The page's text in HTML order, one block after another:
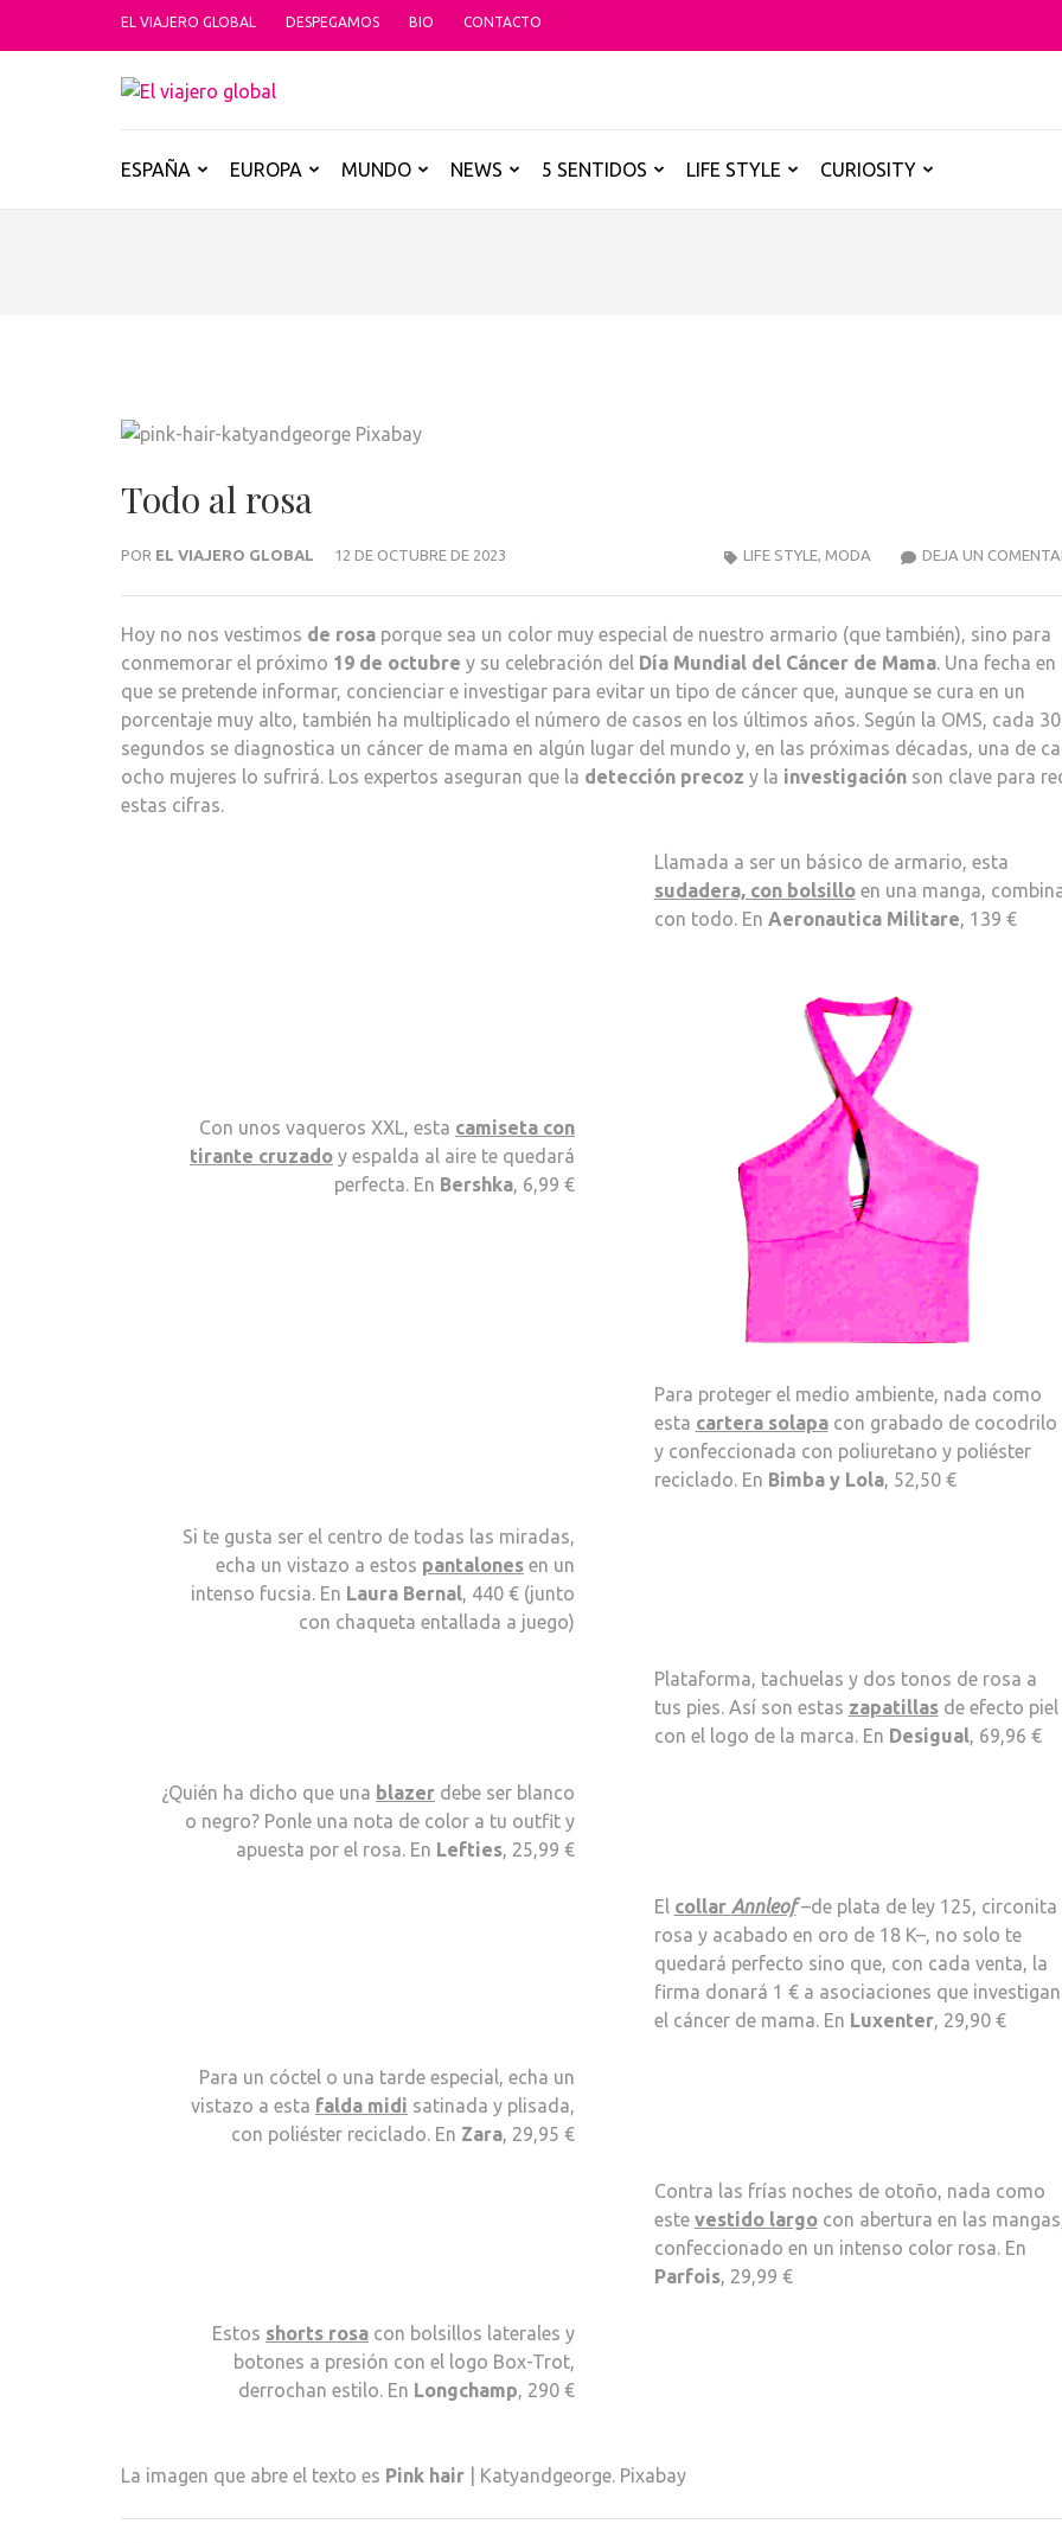
EL VIAJERO GLOBAL DESPEGAMOS BIO CONTACTO
ESPAÑA EUROPA MUNDO NEWS 5 SENTIDOS LIFE STYLE CURIOSITY
Todo al rosa
POR EL VIAJERO GLOBAL 12 DE OCTUBRE DE 2023 DEJA UN
LIFE STYLE, MODA
Hoy no nos vestimos de rosa porque sea un color muy especial de nuestro armario (que también), sino para
conmemorar el próximo 19 de octubre y su celebración del Día Mundial del Cáncer de Mama. Una fecha en
que se pretende informar, concienciar e investigar para evitar un tipo de cáncer que, aunque se cura en un
porcentaje muy alto, también ha multiplicado el número de casos en los últimos años. Según la OMS, cada 30
segundos se diagnostica un cáncer de mama en algún lugar del mundo y, en las próximas décadas, una de
ocho mujeres lo sufrirá. Los expertos aseguran que la detección precoz y la investigación son clave para
estas cifras.
Llamada a ser un básico de armario, esta
sudadera, con bolsilloen una manga,
con todo. En Aeronautica Militare, 139 €
Con unos vaqueros XXL, esta camiseta con
tirante cruzadoy espalda al aire te quedará
perfecta. En Bershka, 6,99 €
Para proteger el medio ambiente, nada como
esta cartera solapacon grabado de cocodrilo
y confeccionada con poliuretano y poliéster
reciclado. En Bimba y Lola, 52,50 €
Si te gusta ser el centro de todas las miradas,
echa un vistazo a estos pantalonesen un
intenso fucsia. En Laura Bernal, 440 € (junto
con chaqueta entallada a juego)
Plataforma, tachuelas y dos tonos de rosa a
tus pies. Así son estas zapatillasde efecto piel
con el logo de la marca. En Desigual, 69,96 €
¿Quién ha dicho que una blazerdebe ser blanco
o negro? Ponle una nota de color a tu outfit y
apuesta por el rosa. En Lefties, 25,99 €
El collar Annleof–de plata de ley 125, circonita
rosa y acabado en oro de 18 K–, no solo te
quedará perfecto sino que, con cada venta, la
firma donará 1 € a asociaciones que investigan
el cáncer de mama. En Luxenter, 29,90 €
Para un cóctel o una tarde especial, echa un
vistazo a esta falda midi satinada y plisada,
con poliéster reciclado. En Zara, 29,95 €
Contra las frías noches de otoño, nada como
este vestido largocon abertura en las
confeccionado en un intenso color rosa. En
Parfois, 29,99 €
Estos shorts rosacon bolsillos laterales y
botones a presión con el logo Box-Trot,
derrochan estilo. En Longchamp, 290 €
La imagen que abre el texto es Pink hair | Katyandgeorge. Pixabay